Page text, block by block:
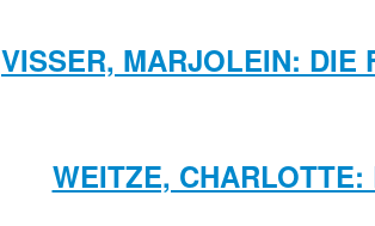
VISSER, MARJOLEIN: DIE
WEITZE,